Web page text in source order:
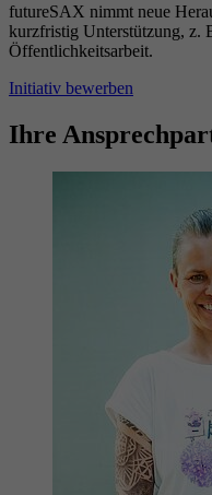
futureSAX nimmt neue
kurzfristig Unterstützung, z.
Öffentlichkeitsarbeit.
Initiativ bewerben
Ihre